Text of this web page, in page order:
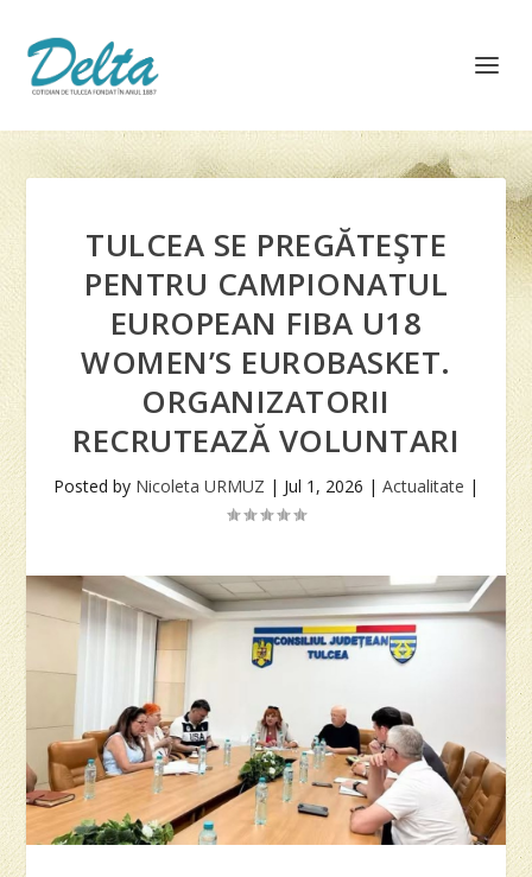
TULCEA SE PREGĂTEŞTE
PENTRU CAMPIONATUL
EUROPEAN FIBA U18
WOMEN’S EUROBASKET.
ORGANIZATORII
RECRUTEAZĂ VOLUNTARI
Posted by Nicoleta URMUZ | Jul 1, 2026 | Actualitate |